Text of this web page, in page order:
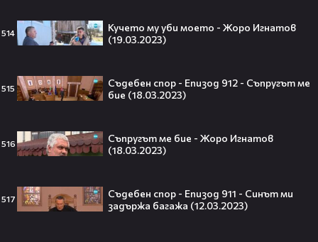
514
Кучето му уби моето - Жоро Игнатов
(19.03.2023)
515
Съдебен спор - Епизод 912 - Съпругът ме
бие (18.03.2023)
516
Съпругът ме бие - Жоро Игнатов
(18.03.2023)
517
Съдебен спор - Епизод 911 - Синът ми
задържа багажа (12.03.2023)
„Game of Thrones“ най-накрая
Топ 5 игри, които ще ти дадат